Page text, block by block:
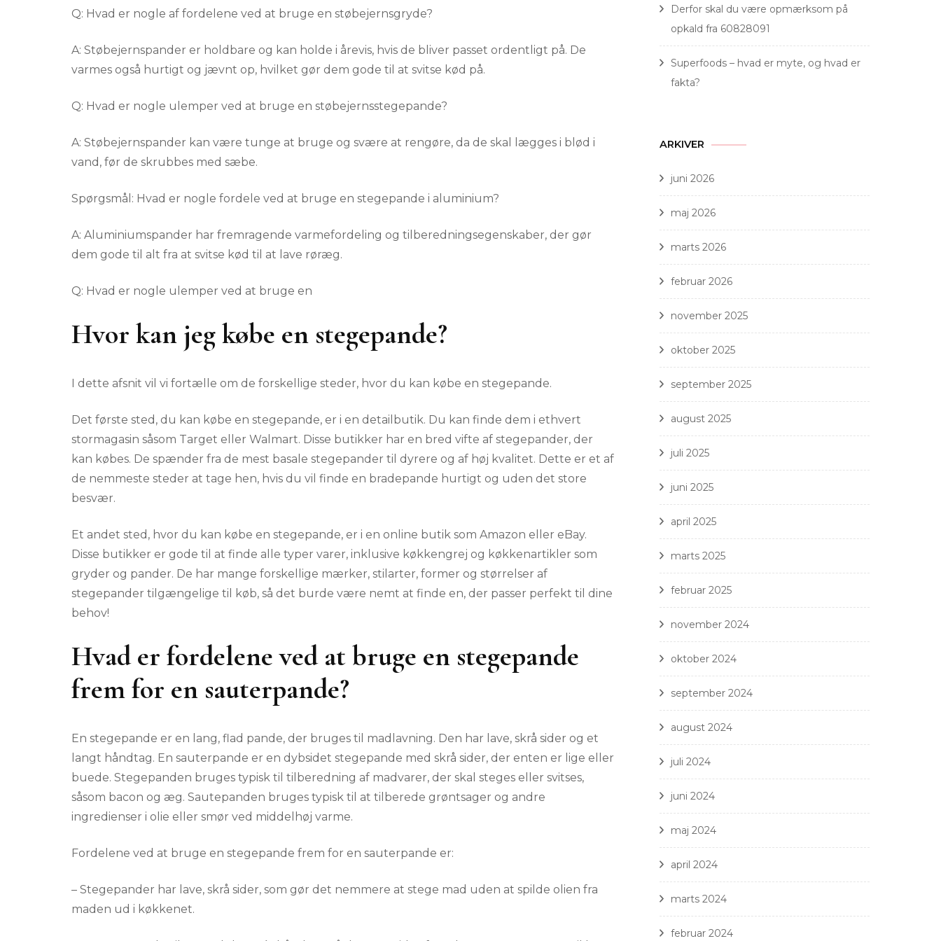
Q: Hvad er nogle af fordelene ved at bruge en støbejernsgryde?
A: Støbejernspander er holdbare og kan holde i årevis, hvis de bliver passet ordentligt på. De
varmes også hurtigt og jævnt op, hvilket gør dem gode til at svitse kød på.
Q: Hvad er nogle ulemper ved at bruge en støbejernsstegepande?
A: Støbejernspander kan være tunge at bruge og svære at rengøre, da de skal lægges i blød i
vand, før de skrubbes med sæbe.
Spørgsmål: Hvad er nogle fordele ved at bruge en stegepande i aluminium?
A: Aluminiumspander har fremragende varmefordeling og tilberedningsegenskaber, der gør
dem gode til alt fra at svitse kød til at lave røræg.
Q: Hvad er nogle ulemper ved at bruge en
Hvor kan jeg købe en stegepande?
I dette afsnit vil vi fortælle om de forskellige steder, hvor du kan købe en stegepande.
Det første sted, du kan købe en stegepande, er i en detailbutik. Du kan finde dem i ethvert
stormagasin såsom Target eller Walmart. Disse butikker har en bred vifte af stegepander, der
kan købes. De spænder fra de mest basale stegepander til dyrere og af høj kvalitet. Dette er et af
de nemmeste steder at tage hen, hvis du vil finde en bradepande hurtigt og uden det store
besvær.
Et andet sted, hvor du kan købe en stegepande, er i en online butik som Amazon eller eBay.
Disse butikker er gode til at finde alle typer varer, inklusive køkkengrej og køkkenartikler som
gryder og pander. De har mange forskellige mærker, stilarter, former og størrelser af
stegepander tilgængelige til køb, så det burde være nemt at finde en, der passer perfekt til dine
behov!
Hvad er fordelene ved at bruge en stegepande
frem for en sauterpande?
En stegepande er en lang, flad pande, der bruges til madlavning. Den har lave, skrå sider og et
langt håndtag. En sauterpande er en dybsidet stegepande med skrå sider, der enten er lige eller
buede. Stegepanden bruges typisk til tilberedning af madvarer, der skal steges eller svitses,
såsom bacon og æg. Sautepanden bruges typisk til at tilberede grøntsager og andre
ingredienser i olie eller smør ved middelhøj varme.
Fordelene ved at bruge en stegepande frem for en sauterpande er:
– Stegepander har lave, skrå sider, som gør det nemmere at stege mad uden at spilde olien fra
maden ud i køkkenet.
Derfor skal du være opmærksom på
opkald fra 60828091
Superfoods – hvad er myte, og hvad er
fakta?
ARKIVER
juni 2026
maj 2026
marts 2026
februar 2026
november 2025
oktober 2025
september 2025
august 2025
juli 2025
juni 2025
april 2025
marts 2025
februar 2025
november 2024
oktober 2024
september 2024
august 2024
juli 2024
juni 2024
maj 2024
april 2024
marts 2024
februar 2024